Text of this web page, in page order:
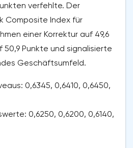
verfehlte. Der
Composite Index für
einer Korrektur auf 49,6
50,9 Punkte und signalisierte
Geschäftsumfeld.
0,6345, 0,6410, 0,6450,
0,6250, 0,6200, 0,6140,